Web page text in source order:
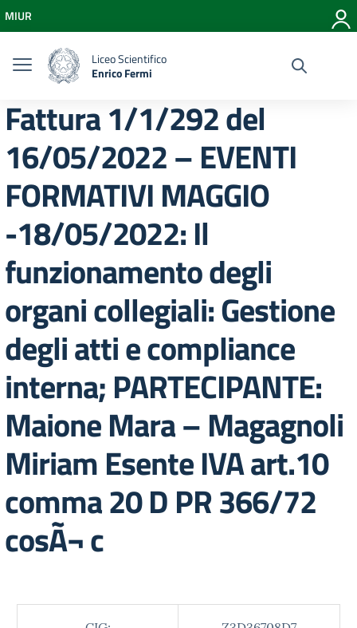
Vai al menu di navigazione
Vai al footer
MIUR
Liceo Scientifico
Enrico Fermi
Fattura 1/1/292 del
16/05/2022 – EVENTI
FORMATIVI MAGGIO
-18/05/2022: Il
funzionamento degli
organi collegiali: Gestione
degli atti e compliance
interna; PARTECIPANTE:
Maione Mara – Magagnoli
Miriam Esente IVA art.10
comma 20 D PR 366/72
cosÃ¬ c